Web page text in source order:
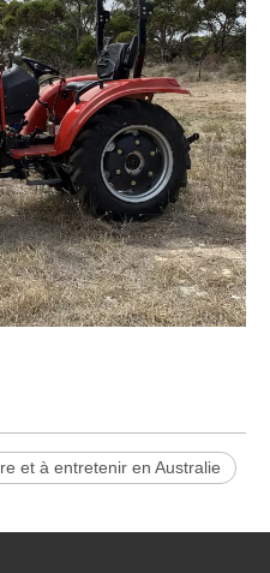
et à entretenir en Australie